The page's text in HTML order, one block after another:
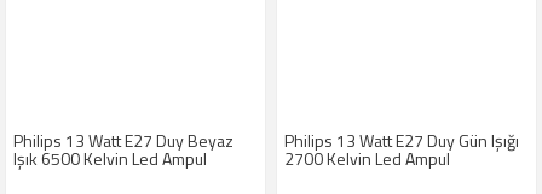
Philips 13 Watt E27 Duy Beyaz
Işık 6500 Kelvin Led Ampul
Philips 13 Watt E27 Duy Gün Işığı
2700 Kelvin Led Ampul